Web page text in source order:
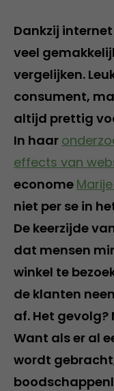
Dankzij
veel
vergelijken.
consument,
altijd prettig
In haar
effects van
econome
niet per se in
De keerzijde
dat mensen
winkel te
de klanten
af. Het
Want als er al
wordt